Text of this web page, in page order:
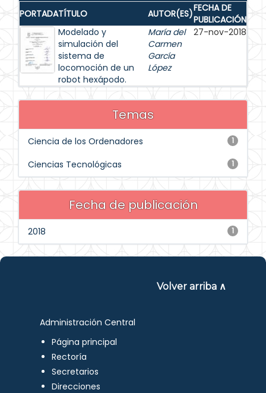
PORTADATÍTULO AUTOR(ES)FECHA DE
PUBLICACIÓN
Modelado y
simulación del
sistema de
locomoción de un
robot hexápodo.
María del
Carmen
García
López
27-nov-2018
Temas
1
Ciencia de los Ordenadores
1
Ciencias Tecnológicas
Fecha de publicación
1
2018
Volver arriba ∧
Administración Central
Página principal
Rectoría
Secretarios
Direcciones